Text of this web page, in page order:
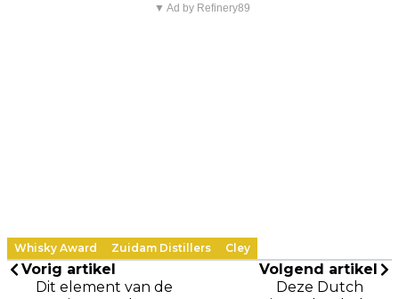
▼ Ad by Refinery89
Whisky Award Zuidam Distillers Cley
Vorig artikel
Dit element van de
Volgend artikel
Deze Dutch